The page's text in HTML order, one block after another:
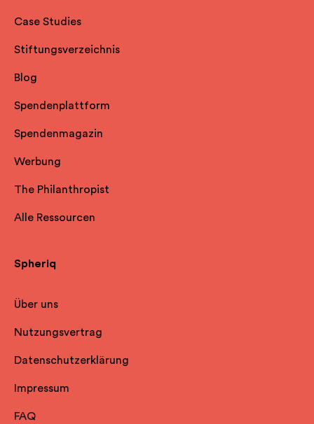
Case Studies
Stiftungsverzeichnis
Blog
Spendenplattform
Spendenmagazin
Werbung
The Philanthropist
Alle Ressourcen
Spheriq
Über uns
Nutzungsvertrag
Datenschutzerklärung
Impressum
FAQ